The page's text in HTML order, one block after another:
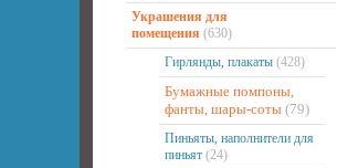
Украшения для
помещения (630)
Гирлянды, плакаты (428)
Бумажные помпоны,
фанты, шары-соты (79)
Пиньяты, наполнители для
пиньят (24)